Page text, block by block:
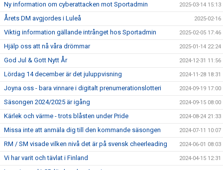
Ny information om cyberattacken mot Sportadmin 2025-03-14 15:13
Årets DM avgjordes i Luleå 2025-02-16
Viktig information gällande intrånget hos Sportadmin 2025-02-05 17:46
Hjälp oss att nå våra drömmar 2025-01-14 22:24
God Jul & Gott Nytt År 2024-12-31 11:56
Lördag 14 december är det juluppvisning 2024-11-28 18:31
Joyna oss - bara vinnare i digitalt prenumerationslotteri 2024-09-19 17:00
Säsongen 2024/2025 är igång 2024-09-15 08:00
Kärlek och värme - trots blåsten under Pride 2024-08-24 21:33
Missa inte att anmäla dig till den kommande säsongen 2024-07-11 10:07
RM / SM visade vilken nivå det är på svensk cheerleading 2024-06-01 08:03
Vi har varit och tävlat i Finland 2024-04-15 12:31